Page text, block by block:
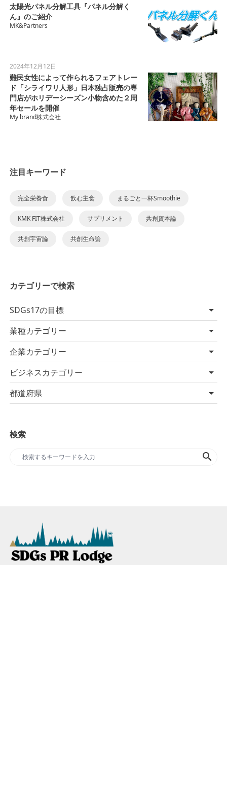
太陽光パネル分解工具『パネル分解く
ん』のご紹介
MK&Partners
2024年12月12日
難民女性によって作られるフェアトレー
ド「シライワリ人形」日本独占販売の専
門店がホリデーシーズン小物含めた２周
年セールを開催
My brand株式会社
注目キーワード
完全栄養食 飲む主食 まるごと一杯Smoothie
KMK FIT株式会社 サプリメント 共創資本論
共創宇宙論 共創生命論
カテゴリーで検索
SDGs17の目標
業種カテゴリー
企業カテゴリー
ビジネスカテゴリー
都道府県
検索
search